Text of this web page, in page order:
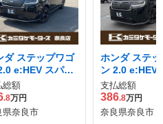
ダ ステップワゴ
e:HEV スパー
総額
.8万円
県奈良市
ホンダ ステ
ン 2.0 e:HEV
ダ
支払総額
386.8万円
奈良県奈良市